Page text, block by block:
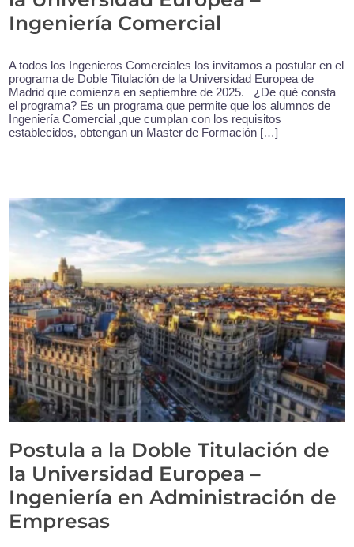
Ingeniería Comercial
A todos los Ingenieros Comerciales los invitamos a postular en el
programa de Doble Titulación de la Universidad Europea de
Madrid que comienza en septiembre de 2025. ¿De qué consta
el programa? Es un programa que permite que los alumnos de
Ingeniería Comercial ,que cumplan con los requisitos
establecidos, obtengan un Master de Formación […]
Postula a la Doble Titulación de
la Universidad Europea –
Ingeniería en Administración de
Empresas